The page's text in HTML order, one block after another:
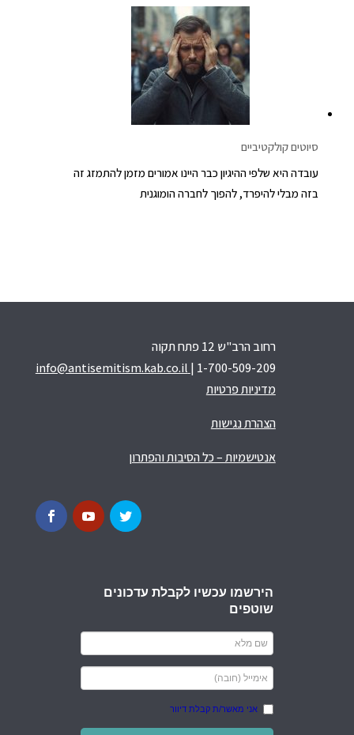
סיוטים קולקטיביים
עובדה היא שלפי ההיגיון כבר היינו אמורים מזמן להתמזג זה
בזה מבלי להיפרד, להפוך לחברה הומוגנית
רחוב הרב"ש 12 פתח תקוה
info@antisemitism.kab.co.il | 1-700-509-209
מדיניות פרטיות
הצהרת נגישות
אנטישמיות – כל הסיבות והפתרון
הירשמו עכשיו לקבלת עדכונים
שוטפים
אני מאשר/ת קבלת דיוור